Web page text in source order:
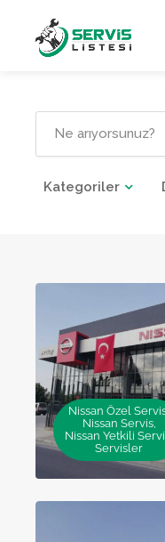
Kategoriler
Nissan Özel
Nissan Servis,
Nissan Yetkili
Servisler